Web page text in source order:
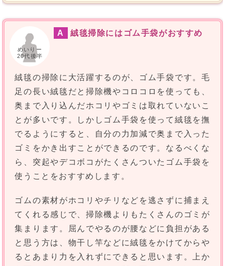
めいりー
20代後半
A 絨毯掃除にはゴム手袋がおすすめ
絨毯の掃除に大活躍するのが、ゴム手袋です。毛
足の長い絨毯だと掃除機やコロコロを使っても、
奥まで入り込んだホコリやゴミは取れていないこ
とが多いです。しかしゴム手袋を使って絨毯を撫
でるようにすると、自分の力加減で奥まで入った
ゴミをかき出すことができるのです。なるべくな
ら、突起やデコボコがたくさんついたゴム手袋を
使うことをおすすめします。
ゴムの素材がホコリやチリなどを逃さずに捕まえ
てくれる感じで、掃除機よりもたくさんのゴミが
集まります。屈んでやるのが腰などに負担がある
と思う方は、物干し竿などに絨毯をかけてからや
るとあまり力を入れずにできると思います。上か